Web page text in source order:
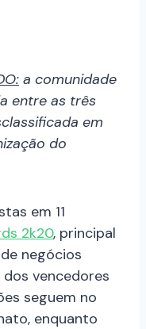
a comunidade
entre as três
em
do
em 11
2k20, principal
negócios
dos vencedores
seguem no
enquanto